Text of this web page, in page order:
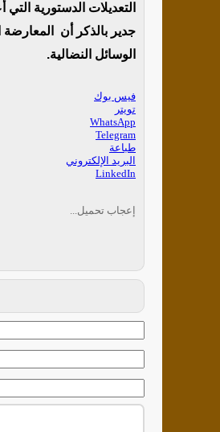
التعديلات الدستورية
جدير بالذكر أن المعارضة
الوسائل النضالية.
فيس بوك
تويتر
WhatsApp
Telegram
طباعة
البريد الإلكتروني
LinkedIn
إعجاب تحميل...